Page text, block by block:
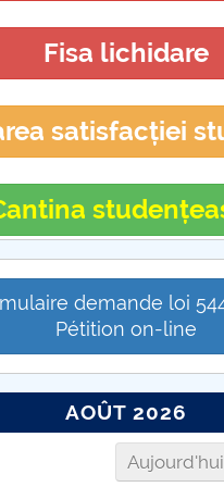
FMT
cadre didactice FMT
FMT
RENAULT
Bulletin - Automotive
Fisa lichidare
satisfacției
demande loi
Pétition on-line
AOÛT 2026
Aujourd'hui